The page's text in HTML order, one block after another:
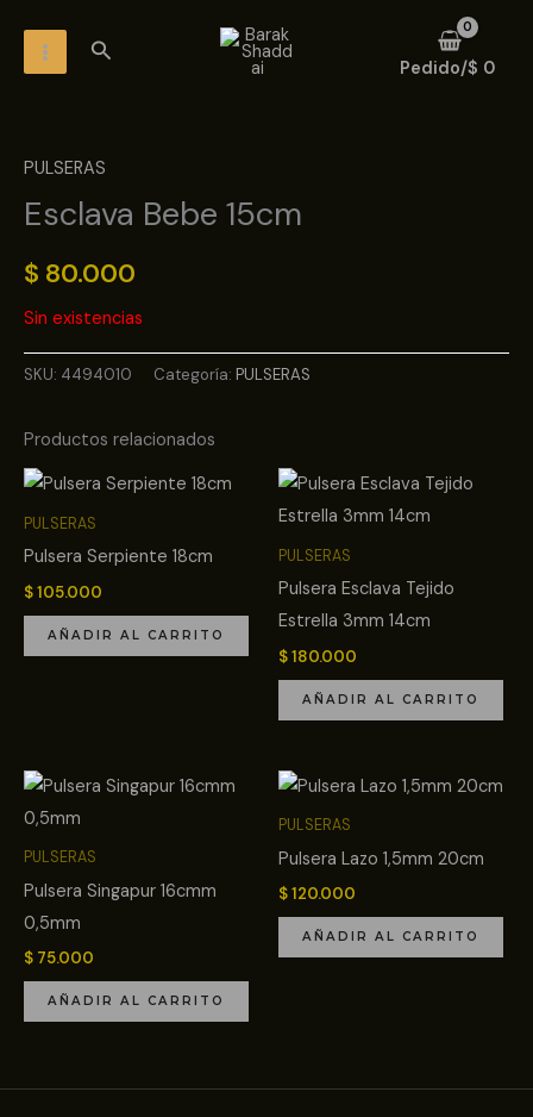
contenidoMENU
Buscar
Pedido/$ 0
PULSERAS
Esclava Bebe 15cm
$ 80.000
Sin existencias
SKU: 4494010 Categoría: PULSERAS
Productos relacionados
PULSERAS
Pulsera Serpiente 18cm
$105.000
AÑADIR AL CARRITO
PULSERAS
Pulsera Esclava Tejido
Estrella 3mm 14cm
$180.000
AÑADIR AL CARRITO
PULSERAS
Pulsera Singapur 16cmm
0,5mm
$ 75.000
AÑADIR AL CARRITO
PULSERAS
Pulsera Lazo 1,5mm 20cm
$120.000
AÑADIR AL CARRITO